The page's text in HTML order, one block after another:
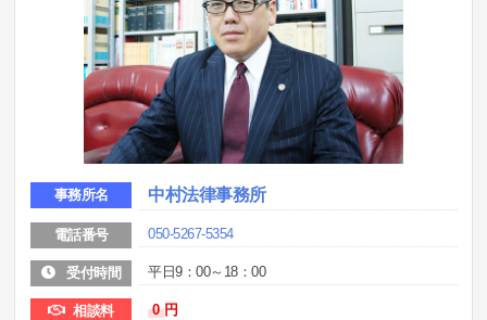
事務所名 中村法律事務所
電話番号 050-5267-5354
受付時間 平日9：00～18：00
相談料 0 円